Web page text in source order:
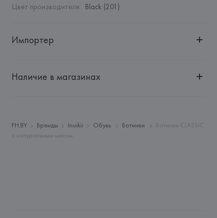
Цвет производителя: Black (201)
Импортер
"Авикойл Интернешнл"
Адрес:
ШВЕЙЦАРИЯ, INUIKII AG  Räffelstrasse 26 , 8045
Zürich,
Наличие в магазинах
FH.BY Бренды Inuikii Обувь Ботинки
Ботинки CLASSIC
с натуральным мехом